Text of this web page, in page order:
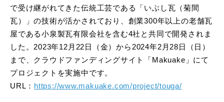
で受け継がれてきた伝統工芸である「いぶし瓦（菊間
瓦）」の技術が活かされており、創業300年以上の老舗瓦
屋である小泉製瓦有限会社を含む4社と共同で開発されま
した。2023年12月22日（金）から2024年2月28日（日）
まで、クラウドファンディングサイト「Makuake」にて
プロジェクトを実施中です。
URL： https://www.makuake.com/project/touga/